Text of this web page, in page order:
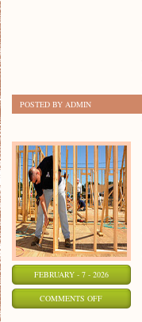
POSTED BY ADMIN
FEBRUARY - 7 - 2026
COMMENTS OFFON